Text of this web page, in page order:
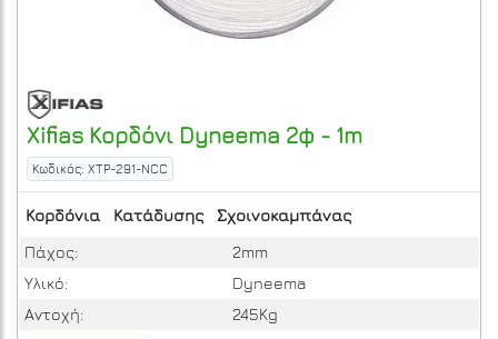
Xifias Κορδόνι Dyneema 2φ - 1m
Κωδικός: XTP-291-NCC
Κορδόνια Κατάδυσης
Σχοινοκαμπάνας
Πάχος:
2mm
Υλικό:
Dyneema
Αντοχή:
245Kg